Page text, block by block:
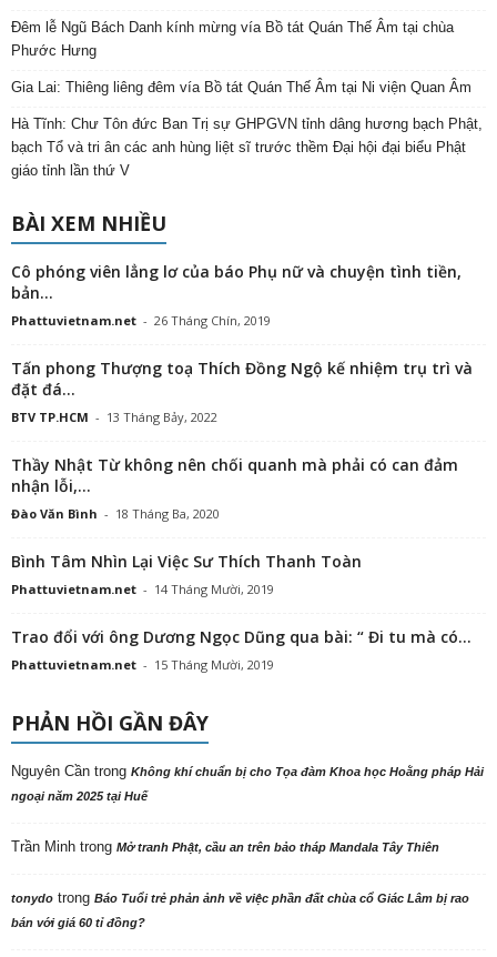
Đêm lễ Ngũ Bách Danh kính mừng vía Bồ tát Quán Thế Âm tại chùa
Phước Hưng
Gia Lai: Thiêng liêng đêm vía Bồ tát Quán Thế Âm tại Ni viện Quan Âm
Hà Tĩnh: Chư Tôn đức Ban Trị sự GHPGVN tỉnh dâng hương bạch Phật,
bạch Tổ và tri ân các anh hùng liệt sĩ trước thềm Đại hội đại biểu Phật
giáo tỉnh lần thứ V
BÀI XEM NHIỀU
Cô phóng viên lẳng lơ của báo Phụ nữ và chuyện tình tiền,
bản...
Phattuvietnam.net - 26 Tháng Chín, 2019
Tấn phong Thượng toạ Thích Đồng Ngộ kế nhiệm trụ trì và
đặt đá...
BTV TP.HCM - 13 Tháng Bảy, 2022
Thầy Nhật Từ không nên chối quanh mà phải có can đảm
nhận lỗi,...
Đào Văn Bình - 18 Tháng Ba, 2020
Bình Tâm Nhìn Lại Việc Sư Thích Thanh Toàn
Phattuvietnam.net - 14 Tháng Mười, 2019
Trao đổi với ông Dương Ngọc Dũng qua bài: “ Đi tu mà có...
Phattuvietnam.net - 15 Tháng Mười, 2019
PHẢN HỒI GẦN ĐÂY
Nguyên Cần trong Không khí chuẩn bị cho Tọa đàm Khoa học Hoằng pháp Hải
ngoại năm 2025 tại Huế
Trần Minh trong Mở tranh Phật, cầu an trên bảo tháp Mandala Tây Thiên
tonydo trong Báo Tuổi trẻ phản ảnh về việc phần đất chùa cổ Giác Lâm bị rao
bán với giá 60 tỉ đồng?